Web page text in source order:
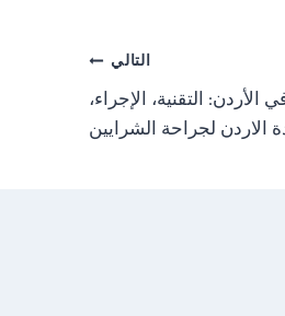
التالي
الأردن: التقنية، الإجراء،
الاردن لجراحة الشرايين